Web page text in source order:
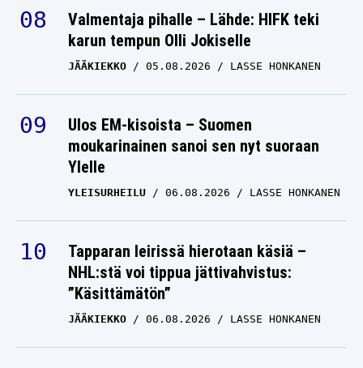
Valmentaja pihalle – Lähde: HIFK teki
karun tempun Olli Jokiselle
JÄÄKIEKKO 05.08.2026 LASSE HONKANEN
Ulos EM-kisoista – Suomen
moukarinainen sanoi sen nyt suoraan
Ylelle
YLEISURHEILU 06.08.2026 LASSE HONKANEN
Tapparan leirissä hierotaan käsiä –
NHL:stä voi tippua jättivahvistus:
”Käsittämätön”
JÄÄKIEKKO 06.08.2026 LASSE HONKANEN